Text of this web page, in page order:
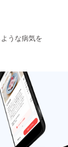
うな病気を